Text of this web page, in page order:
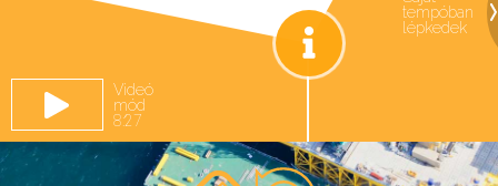
Videó
mód
8:27
tempóban
lépkedek